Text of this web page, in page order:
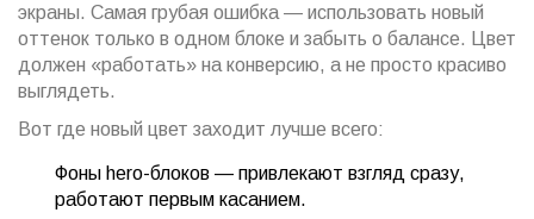
экраны. Самая грубая ошибка — использовать новый
оттенок только в одном блоке и забыть о балансе. Цвет
должен «работать» на конверсию, а не просто красиво
выглядеть.
Вот где новый цвет заходит лучше всего:
Фоны hero-блоков — привлекают взгляд сразу,
работают первым касанием.